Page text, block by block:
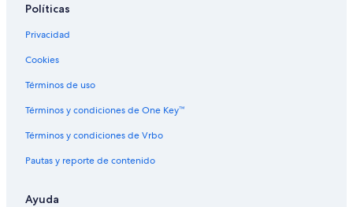
t
w
t
c
n
i
e
e
Políticas
Privacidad
Cookies
Términos de uso
Términos y condiciones de One Key™
Términos y condiciones de Vrbo
Pautas y reporte de contenido
Ayuda